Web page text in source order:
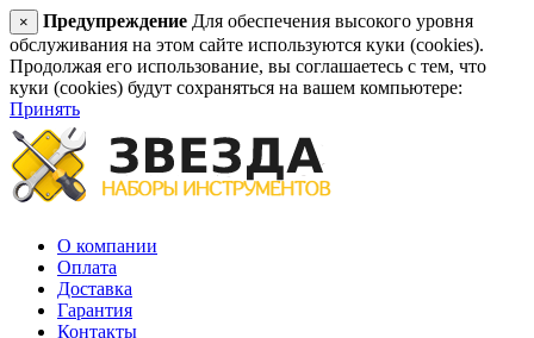
× Предупреждение Для обеспечения высокого уровня
обслуживания на этом сайте используются куки (cookies).
Продолжая его использование, вы соглашаетесь с тем, что
куки (cookies) будут сохраняться на вашем компьютере:
Принять
О компании
Оплата
Доставка
Гарантия
Контакты